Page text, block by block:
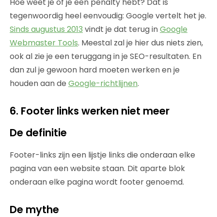
Hoe weet je of je een penalty hebt? Dat is
tegenwoordig heel eenvoudig: Google vertelt het je.
Sinds augustus 2013 vindt je dat terug inGoogle
Webmaster Tools. Meestal zal je hier dus niets zien,
ook al zie je een teruggang in je SEO-resultaten. En
dan zul je gewoon hard moeten werken en je
houden aan de Google-richtlijnen.
6. Footer links werken niet meer
De definitie
Footer-links zijn een lijstje links die onderaan elke
pagina van een website staan. Dit aparte blok
onderaan elke pagina wordt footer genoemd.
De mythe